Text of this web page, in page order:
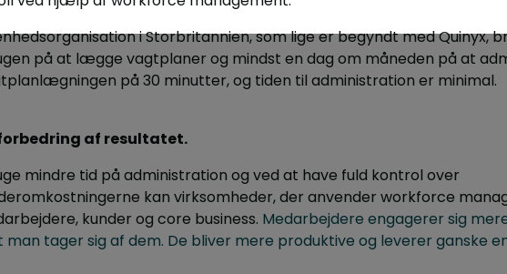
i Storbritannien, som lige er begyndt med Quinyx,
på at lægge vagtplaner og mindst en dag om måneden på at
på 30 minutter, og tiden til administration er minimal.
af resultatet.
mindre tid på administration og ved at have fuld kontrol over
kan virksomheder, der anvender workforce
kunder og core business. Medarbejdere engagerer sig
tager sig af dem. De bliver mere produktive og leverer ganske